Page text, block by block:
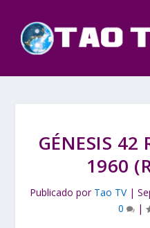
GÉNESIS 42
1960
Publicado por Tao TV|
0
|